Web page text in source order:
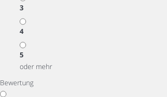
3
4
5
oder mehr
Bewertung